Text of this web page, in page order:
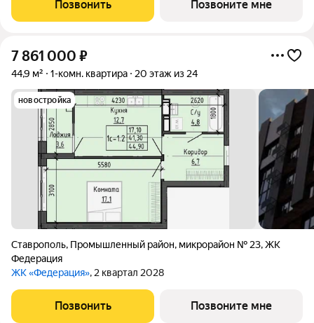
качеству жизни, а его хозяину
Позвонить Позвоните мне
7 861 000 ₽
44,9 м² 1-комн. квартира 20 этаж из 24
новостройка
Ставрополь, Промышленный район, микрорайон № 23,ЖК
Федерация
ЖК «Федерация», 2 квартал 2028
Позвонить Позвоните мне